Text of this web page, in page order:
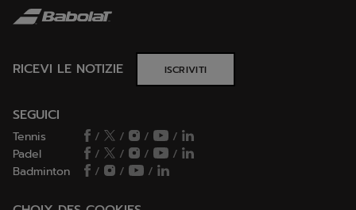
RICEVI LE NOTIZIE ISCRIVITI
SEGUICI
Tennis / / /
/
Padel
/ / /
/
Badminton
/ / /